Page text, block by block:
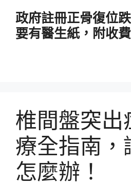
政府註冊正骨復位
要有醫生紙，附收
椎間盤突出
療全指南，
怎麼辦！